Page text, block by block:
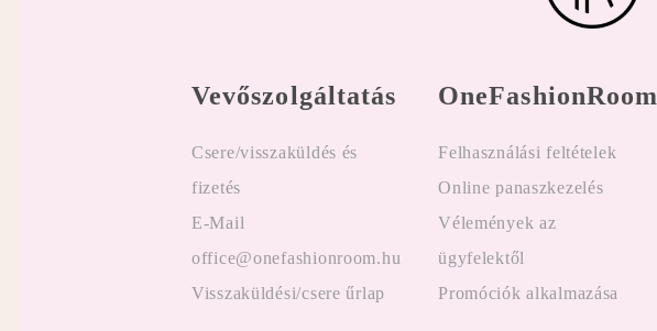
Vevőszolgáltatás
Csere/visszaküldés és
fizetés
E-Mail
office@onefashionroom.hu
Visszaküldési/csere űrlap
OneFashionRoom
Felhasználási feltételek
Online panaszkezelés
Vélemények az
ügyfelektől
Promóciók alkalmazása